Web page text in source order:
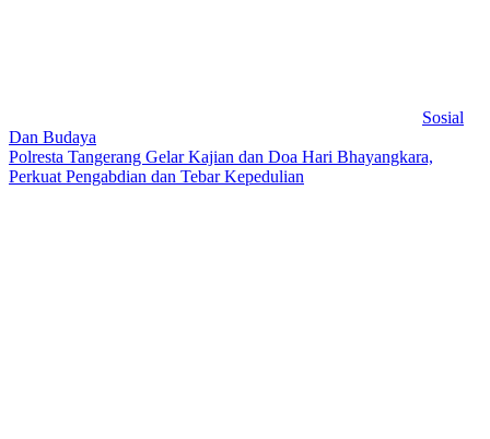
Sosial
Dan Budaya
Polresta Tangerang Gelar Kajian dan Doa Hari Bhayangkara,
Perkuat Pengabdian dan Tebar Kepedulian